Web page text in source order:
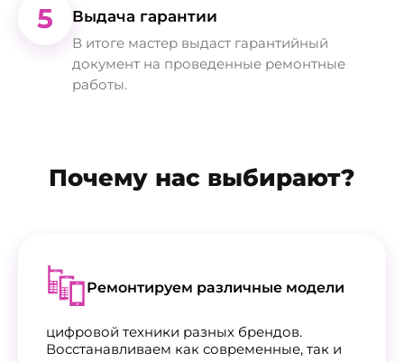
5 Выдача гарантии
В итоге мастер выдаст гарантийный
документ на проведенные ремонтные
работы.
Почему нас выбирают?
Ремонтируем различные модели
цифровой техники разных брендов.
Восстанавливаем как современные, так и